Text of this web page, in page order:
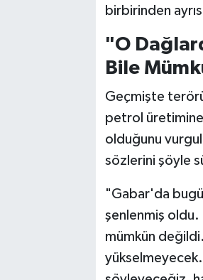
birbirinden
"O
Bile
Geçmişte
petrol üretimine
olduğunu
sözlerini şöyle
"Gabar'da
şenlenmiş oldu.
mümkün